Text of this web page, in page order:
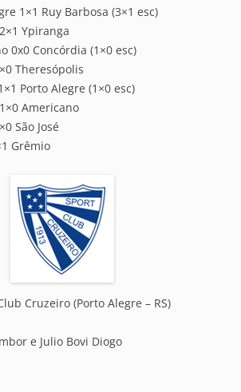
1×1 Ruy Barbosa (3×1 esc)
Ypiranga
0x0 Concórdia (1×0 esc)
Theresópolis
Porto Alegre (1×0 esc)
Americano
São José
Grêmio
Cruzeiro (Porto Alegre – RS)
e Julio Bovi Diogo